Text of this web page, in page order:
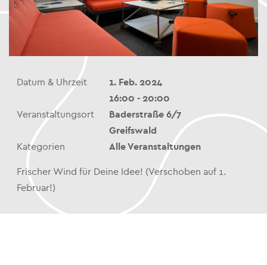
Datum & Uhrzeit
1. Feb. 2024
16:00 - 20:00
Veranstaltungsort
Baderstraße 6/7
Greifswald
Kategorien
Alle Veranstaltungen
Frischer Wind für Deine Idee! (Verschoben auf 1.
Februar!)